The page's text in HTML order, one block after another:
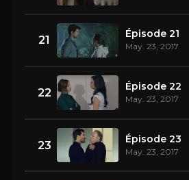
21 Épisode 21
May. 23, 2017
22 Épisode 22
May. 23, 2017
23 Épisode 23
May. 23, 2017